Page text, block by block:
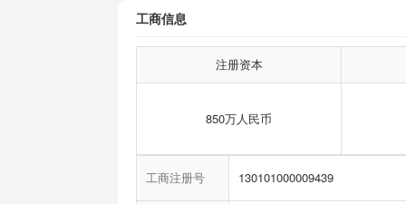
工商信息
注册资本
850万人民币
工商注册号 130101000009439